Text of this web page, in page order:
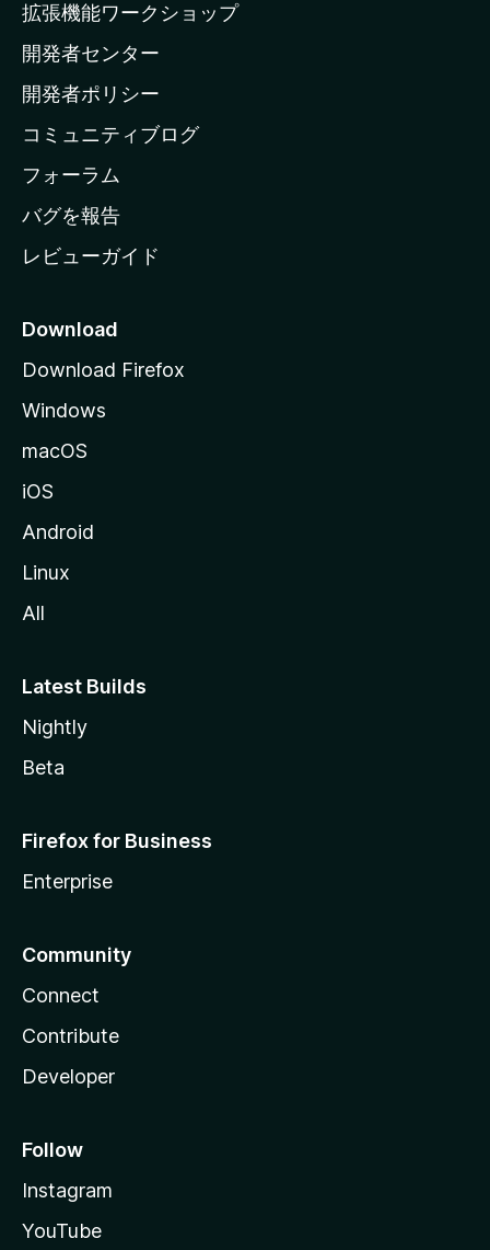
ホ
ー
ム
ー
ジ
へ
拡張機能ワークショップ
開発者センター
開発者ポリシー
コミュニティブログ
フォーラム
バグを報告
レビューガイド
Download
Download Firefox
Windows
macOS
iOS
Android
Linux
All
Latest Builds
Nightly
Beta
Firefox for Business
Enterprise
Community
Connect
Contribute
Developer
Follow
Instagram
YouTube